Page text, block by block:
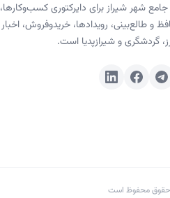
جامع شهر شیراز برای دایرکتوری کسب‌وکارها،
و طالع‌بینی، رویدادها، خریدوفروش، اخبار
گردشگری و شیرازپدیا است.
تلگرامفیسبوکلینکدین